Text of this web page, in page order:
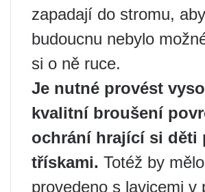
zapadají do stromu,
budoucnu nebylo
si o ně ruce.
Je nutné provést
kvalitní broušení
ochrání hrající si děti
třískami. Totéž by
provedeno s lavicemi v